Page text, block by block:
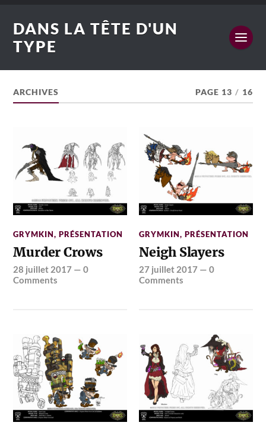
DANS LA TÊTE D'UN
TYPE
ARCHIVES PAGE 13 / 16
GRYMKIN,PRÉSENTATION
Murder Crows
28 juillet 2017 —0
Comments
GRYMKIN,PRÉSENTATION
Neigh Slayers
27 juillet 2017 —0
Comments